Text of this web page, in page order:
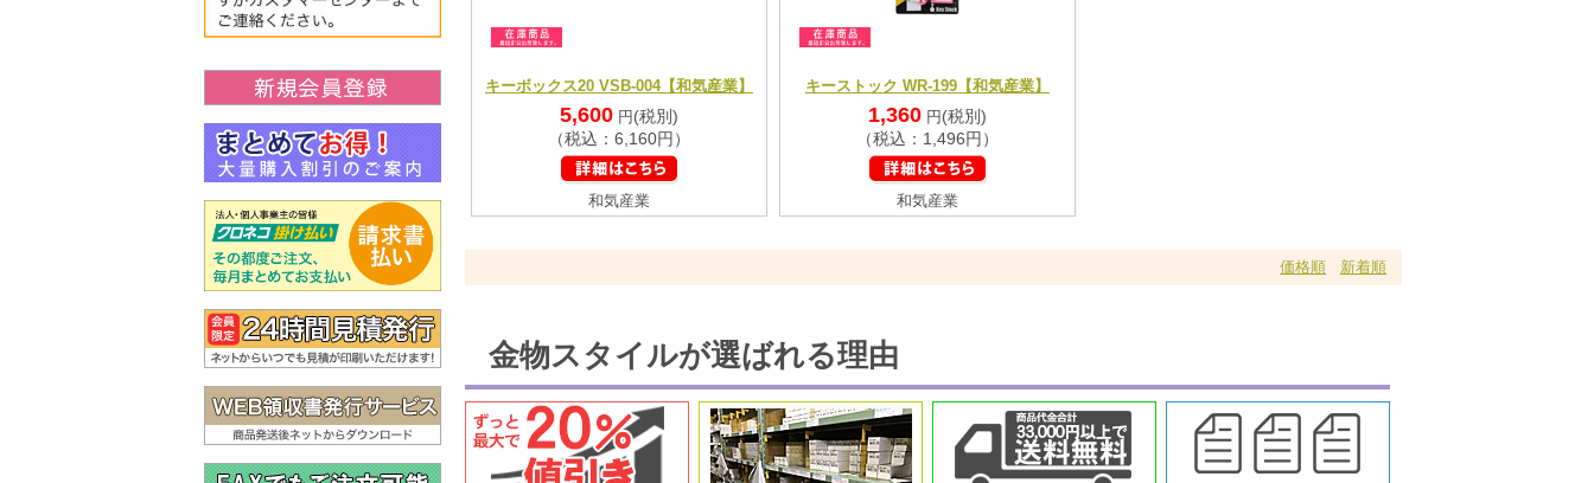
キーボックス20 VSB-004【和気産業】
5,600 円 (税別)
（税込：6,160円）
和気産業
キーストック WR-199【和気産業】
1,360 円 (税別)
（税込：1,496円）
和気産業
価格順 新着順
金物スタイルが選ばれる理由